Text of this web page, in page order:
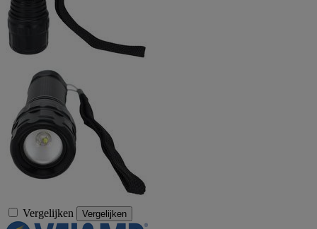
Vergelijken Vergelijken